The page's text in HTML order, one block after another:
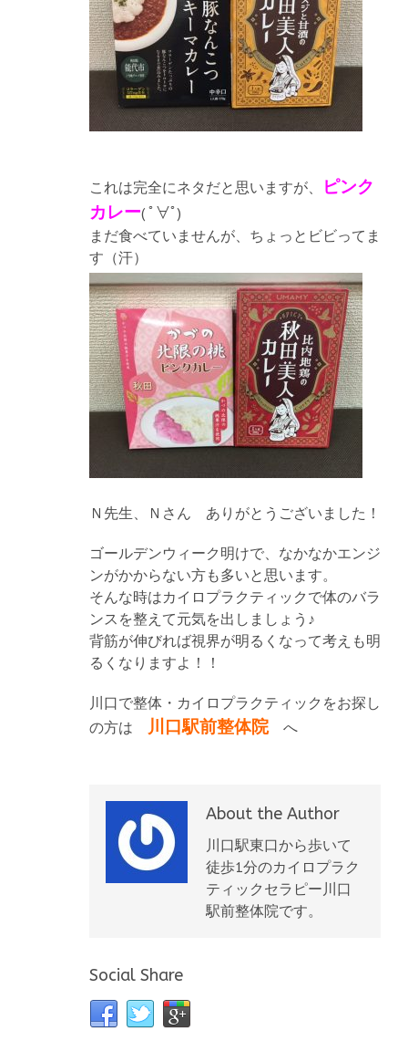
これは完全にネタだと思いますが、
ピンク
カレー( ﾟ∀ﾟ)
まだ食べていませんが、ちょっとビビってま
す（汗）
Ｎ先生、Ｎさん ありがとうございました！
ゴールデンウィーク明けで、なかなかエンジ
ンがかからない方も多いと思います。
そんな時はカイロプラクティックで体のバラ
ンスを整えて元気を出しましょう♪
背筋が伸びれば視界が明るくなって考えも明
るくなりますよ！！
川口で整体・カイロプラクティックをお探し
の方は 川口駅前整体院へ
About the Author
川口駅東口から歩いて
徒歩1分のカイロプラク
ティックセラピー川口
駅前整体院です。
Social Share